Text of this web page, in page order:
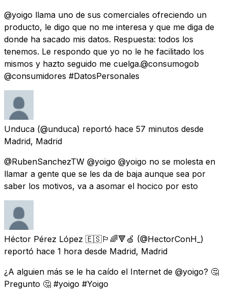
@yoigo llama uno de sus comerciales ofreciendo un
producto, le digo que no me interesa y que me diga de
donde ha sacado mis datos. Respuesta: todos los
tenemos. Le respondo que yo no le he facilitado los
mismos y hazto seguido me cuelga.@consumogob
@consumidores #DatosPersonales
Unduca (@unduca) reportó hace 57 minutos desde
Madrid, Madrid
@RubenSanchezTW @yoigo @yoigo no se molesta en
llamar a gente que se les da de baja aunque sea por
saber los motivos, va a asomar el hocico por esto
Héctor Pérez López 🇪🇸🏳️‍🌈🔻🍏 (@HectorConH_)
reportó hace 1 hora desde Madrid, Madrid
¿A alguien más se le ha caído el Internet de @yoigo? 🤔
Pregunto 🤔 #yoigo #Yoigo